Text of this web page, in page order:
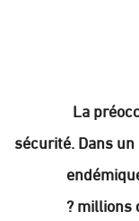
La
sécurité. Dans
millions